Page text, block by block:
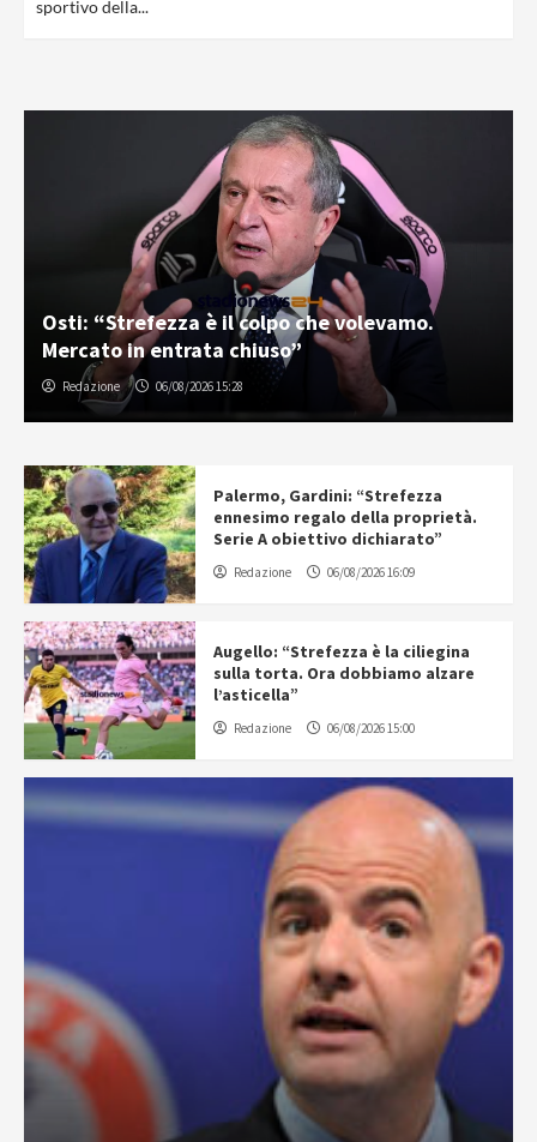
sportivo della...
Osti: “Strefezza è il colpo che volevamo.
Mercato in entrata chiuso”
Redazione 06/08/2026 15:28
Palermo, Gardini: “Strefezza
ennesimo regalo della proprietà.
Serie A obiettivo dichiarato”
Redazione 06/08/2026 16:09
Augello: “Strefezza è la ciliegina
sulla torta. Ora dobbiamo alzare
l’asticella”
Redazione 06/08/2026 15:00